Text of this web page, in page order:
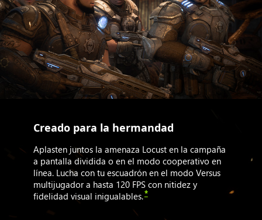
Creado para la hermandad
Aplasten juntos la amenaza Locust en la campaña
a pantalla dividida o en el modo cooperativo en
línea. Lucha con tu escuadrón en el modo Versus
multijugador a hasta 120 FPS con nitidez y
fidelidad visual inigualables.*